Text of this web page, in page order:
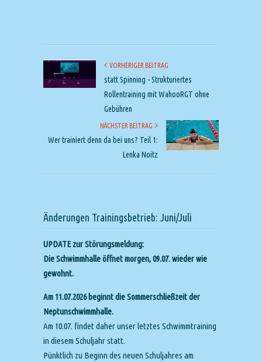
VORHERIGER BEITRAG
statt Spinning - Strukturiertes
Rollentraining mit WahooRGT ohne
Gebühren
NÄCHSTER BEITRAG
Wer trainiert denn da bei uns? Teil 1:
Lenka Noitz
Änderungen Trainingsbetrieb: Juni/Juli
UPDATE zur Störungsmeldung:
Die Schwimmhalle öffnet morgen, 09.07. wieder wie
gewohnt.
Am 11.07.2026 beginnt die Sommerschließzeit der
Neptunschwimmhalle.
Am 10.07. findet daher unser letztes Schwimmtraining
in diesem Schuljahr statt.
Pünktlich zu Beginn des neuen Schuljahres am